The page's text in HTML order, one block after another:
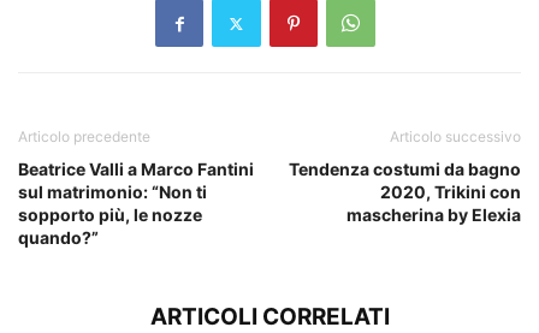
Articolo precedente
Beatrice Valli a Marco Fantini
sul matrimonio: “Non ti
sopporto più, le nozze
quando?”
Articolo successivo
Tendenza costumi da bagno
2020, Trikini con
mascherina by Elexia
ARTICOLI CORRELATI